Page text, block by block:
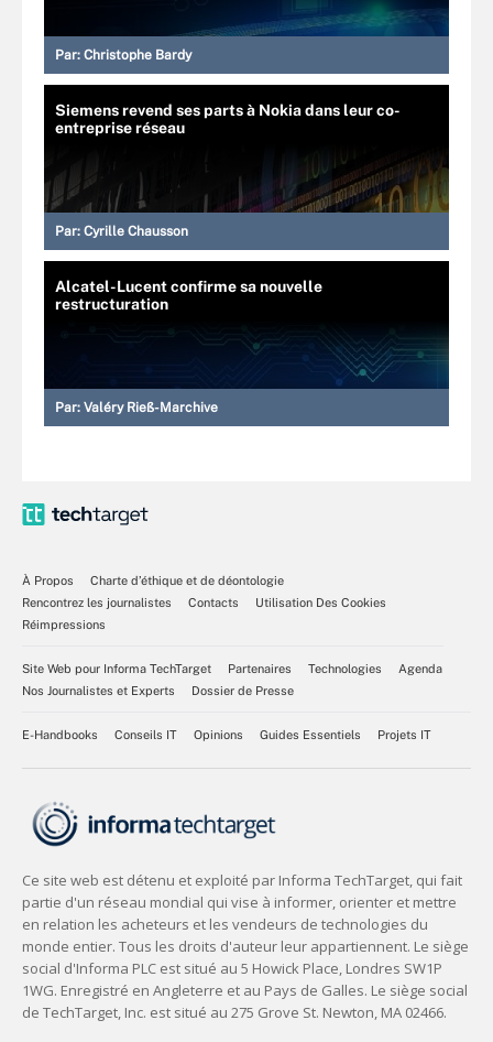
Par: Christophe Bardy
Siemens revend ses parts à Nokia dans leur co-
entreprise réseau
Par: Cyrille Chausson
Alcatel-Lucent confirme sa nouvelle
restructuration
Par: Valéry Rieß-Marchive
À Propos
Charte d’éthique et de déontologie
Rencontrez les journalistes
Contacts
Utilisation Des Cookies
Réimpressions
Site Web pour Informa TechTarget Partenaires Technologies
Agenda
Nos Journalistes et Experts
Dossier de Presse
E-Handbooks Conseils IT Opinions Guides Essentiels Projets IT